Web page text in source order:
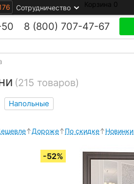
Сотрудничество Корзина 0
8 (800) 707-47-67
(215 товаров)
Напольные
Дороже По скидке Новинки